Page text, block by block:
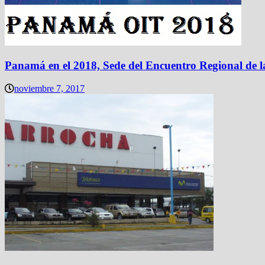
Panamá en el 2018, Sede del Encuentro Regional de
noviembre 7, 2017